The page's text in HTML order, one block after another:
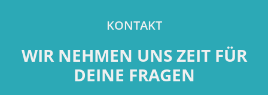
KONTAKT
WIR NEHMEN UNS ZEIT FÜR
DEINE FRAGEN